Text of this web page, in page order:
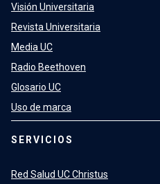
Visión Universitaria
Revista Universitaria
Media UC
Radio Beethoven
Glosario UC
Uso de marca
SERVICIOS
Red Salud UC Christus